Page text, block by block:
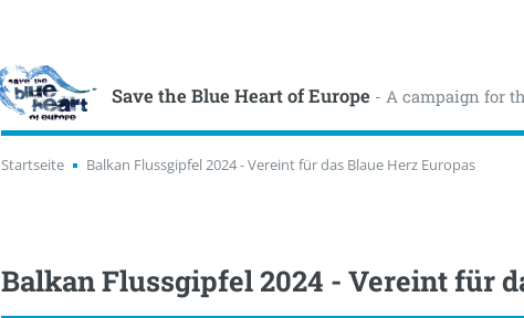
Save the Blue Heart of Europe - A campaign for
Startseite Balkan Flussgipfel 2024 - Vereint für das Blaue Herz Europas
Balkan Flussgipfel 2024 - Vereint für